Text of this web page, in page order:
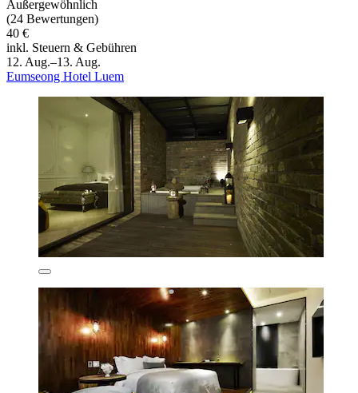
Außergewöhnlich
(24 Bewertungen)
40 €
inkl. Steuern & Gebühren
12. Aug.–13. Aug.
Eumseong Hotel Luem